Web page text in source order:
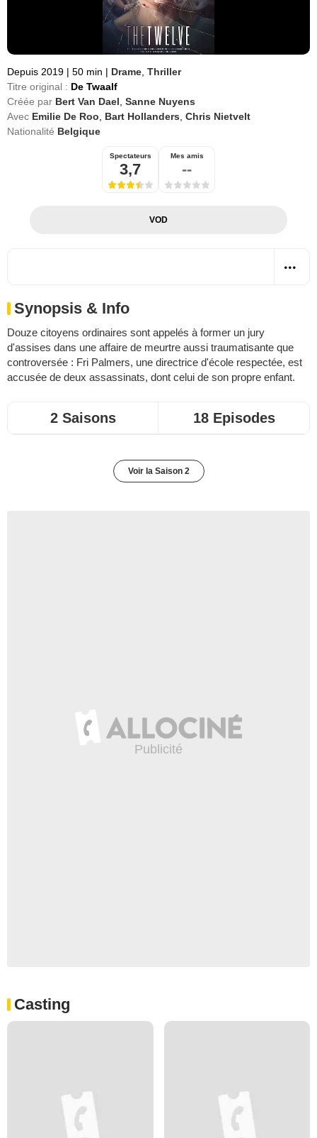
Depuis 2019 | 50 min | Drame Thriller
Titre original : De Twaalf
Créée par Bert Van Dael Sanne Nuyens
Avec Emilie De Roo Bart Hollanders Chris Nietvelt
Nationalité Belgique
Spectateurs
3,7
Mes amis
--
VOD
Synopsis & Info
Douze citoyens ordinaires sont appelés à former un jury
d'assises dans une affaire de meurtre aussi traumatisante que
controversée : Fri Palmers, une directrice d'école respectée, est
accusée de deux assassinats, dont celui de son propre enfant.
2 Saisons 18 Episodes
Voir la Saison 2
Casting